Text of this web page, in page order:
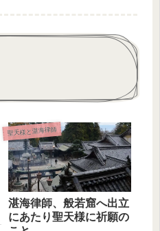
聖天様と湛海律師
湛海律師、般若窟へ出立
にあたり聖天様に祈願の